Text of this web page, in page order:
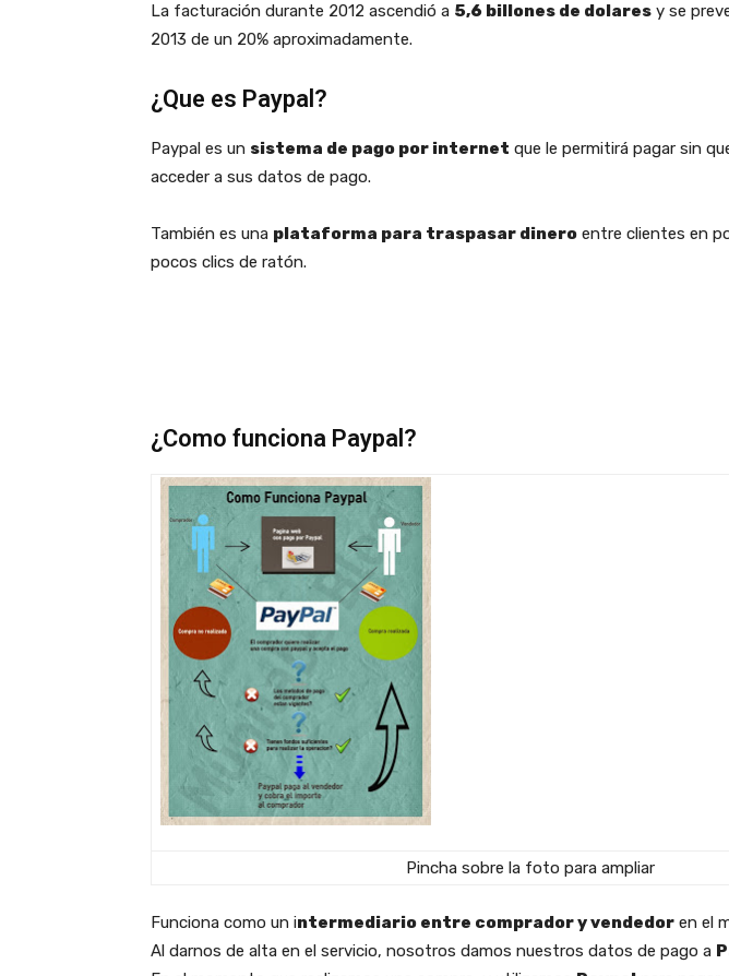
La facturación durante 2012 ascendió a 5,6 billones de dolares y se
2013 de un 20% aproximadamente.
¿Que es Paypal?
Paypal es un sistema de pago por internet que le permitirá pagar sin
acceder a sus datos de pago.
También es una plataforma para traspasar dinero entre clientes en
pocos clics de ratón.
¿Como funciona Paypal?
Pincha sobre la foto para ampliar
Funciona como un intermediario entre comprador y vendedor en el
Al darnos de alta en el servicio, nosotros damos nuestros datos de pago a